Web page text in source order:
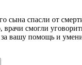
сына спасли от
врачи смогли
вашу помощь и